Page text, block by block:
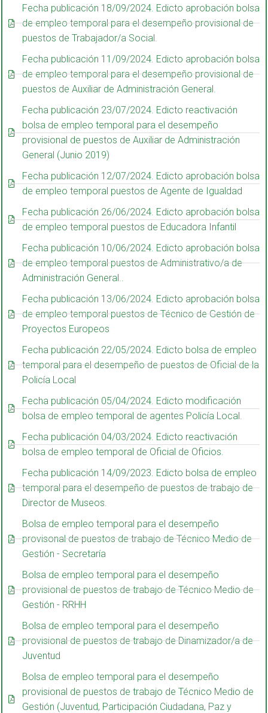
Fecha publicación 18/09/2024. Edicto aprobación bolsa
de empleo temporal para el desempeño provisional de
puestos de Trabajador/a Social.
Fecha publicación 11/09/2024. Edicto aprobación bolsa
de empleo temporal para el desempeño provisional de
puestos de Auxiliar de Administración General.
Fecha publicación 23/07/2024. Edicto reactivación
bolsa de empleo temporal para el desempeño
provisional de puestos de Auxiliar de Administración
General (Junio 2019)
Fecha publicación 12/07/2024. Edicto aprobación bolsa
de empleo temporal puestos de Agente de Igualdad
Fecha publicación 26/06/2024. Edicto aprobación bolsa
de empleo temporal puestos de Educadora Infantil
Fecha publicación 10/06/2024. Edicto aprobación bolsa
de empleo temporal puestos de Administrativo/a de
Administración General..
Fecha publicación 13/06/2024. Edicto aprobación bolsa
de empleo temporal puestos de Técnico de Gestión de
Proyectos Europeos
Fecha publicación 22/05/2024. Edicto bolsa de empleo
temporal para el desempeño de puestos de Oficial de la
Policía Local
Fecha publicación 05/04/2024. Edicto modificación
bolsa de empleo temporal de agentes Policía Local.
Fecha publicación 04/03/2024. Edicto reactivación
bolsa de empleo temporal de Oficial de Oficios.
Fecha publicación 14/09/2023. Edicto bolsa de empleo
temporal para el desempeño de puestos de trabajo de
Director de Museos.
Bolsa de empleo temporal para el desempeño
provisonal de puestos de trabajo de Técnico Medio de
Gestión - Secretaría
Bolsa de empleo temporal para el desempeño
provisional de puestos de trabajo de Técnico Medio de
Gestión - RRHH
Bolsa de empleo temporal para el desempeño
provisional de puestos de trabajo de Dinamizador/a de
Juventud
Bolsa de empleo temporal para el desempeño
provisional de puestos de trabajo de Técnico Medio de
Gestión (Juventud, Participación Ciudadana, Paz y